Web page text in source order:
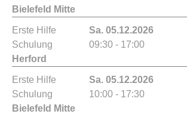
Bielefeld Mitte
Erste Hilfe
Schulung
Herford
Sa. 05.12.2026
09:30 - 17:00
Erste Hilfe
Schulung
Bielefeld Mitte
Sa. 05.12.2026
10:00 - 17:30